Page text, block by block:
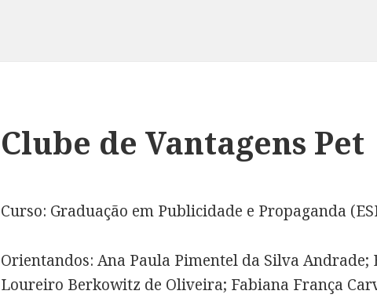
Clube de Vantagens Pet
Curso: Graduação em Publicidade e Propaganda
Orientandos: Ana Paula Pimentel da Silva Andrade;
Loureiro Berkowitz de Oliveira; Fabiana França